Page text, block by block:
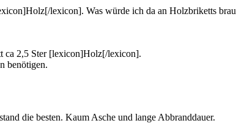
lexicon]. Was würde ich da an Holzbriketts
ca 2,5 Ster [lexicon]Holz[/lexicon].
benötigen.
die besten. Kaum Asche und lange Abbranddauer.